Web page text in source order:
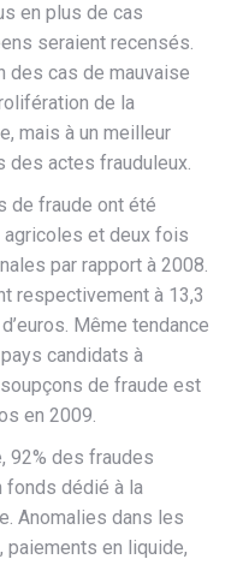
en plus de cas
seraient recensés.
des cas de mauvaise
de la
mais à un meilleur
des actes frauduleux.
de fraude ont été
agricoles et deux fois
par rapport à 2008.
respectivement à 13,3
Même tendance
candidats à
de fraude est
en 2009.
92% des fraudes
fonds dédié à la
Anomalies dans les
paiements en liquide,